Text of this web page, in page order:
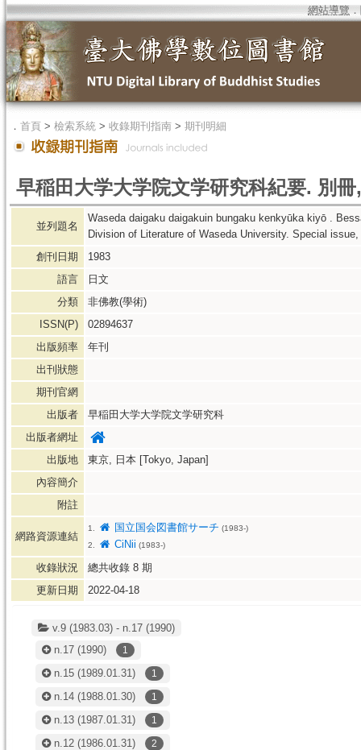
網站導覽 ．
． 首頁 > 檢索系統 > 收錄期刊指南 > 期刊明細
早稲田大学大学院文学研究科紀要. 別
並列題名
Waseda daigaku daigakuin bungaku kenkyūka kiyō .
Division of Literature of Waseda University. Special
創刊日期
1983
語言
日文
分類
非佛教(學術)
ISSN(P)
02894637
出版頻率
年刊
出刊狀態
期刊官網
出版者
早稲田大学大学院文学研究科
出版者網址
出版地
東京, 日本 [Tokyo, Japan]
內容簡介
附註
網路資源連結
1. 国立国会図書館サーチ (1983-)
2.
CiNii (1983-)
收錄狀況 總共收錄 8 期
更新日期
2022-04-18
v.9 (1983.03) - n.17 (1990)
n.17 (1990) 1
n.15 (1989.01.31) 1
n.14 (1988.01.30) 1
n.13 (1987.01.31) 1
n.12 (1986.01.31) 2